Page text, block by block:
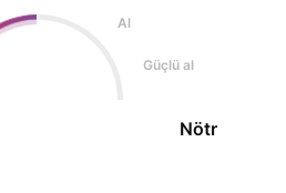
Al
Güçlü al
Nötr